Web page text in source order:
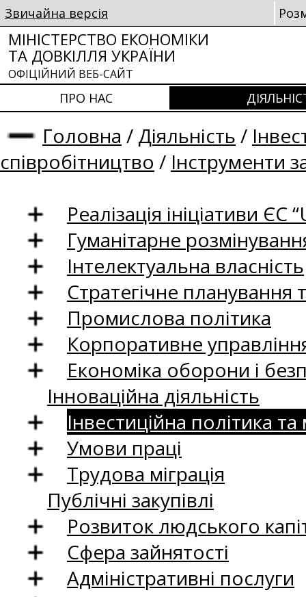
Звичайна версія
МІНІСТЕРСТВО ЕКОНОМІКИ
ТА ДОВКІЛЛЯ УКРАЇНИ
ОФІЦІЙНИЙ ВЕБ-САЙТ
ПРО НАС
Головна / Діяльність /
співробітництво / Інструменти
Реалізація ініціативи ЄС
Гуманітарне
Інтелектуальна власність
Стратегічне
Промислова політика
Корпоративне
Економіка оборони і
Інноваційна діяльність
Інвестиційна політика
Умови праці
Трудова міграція
Публічні закупівлі
Розвиток людського
Сфера зайнятості
Адміністративні послуги